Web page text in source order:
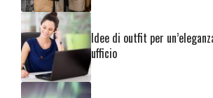
Idee di outfit per
ufficio